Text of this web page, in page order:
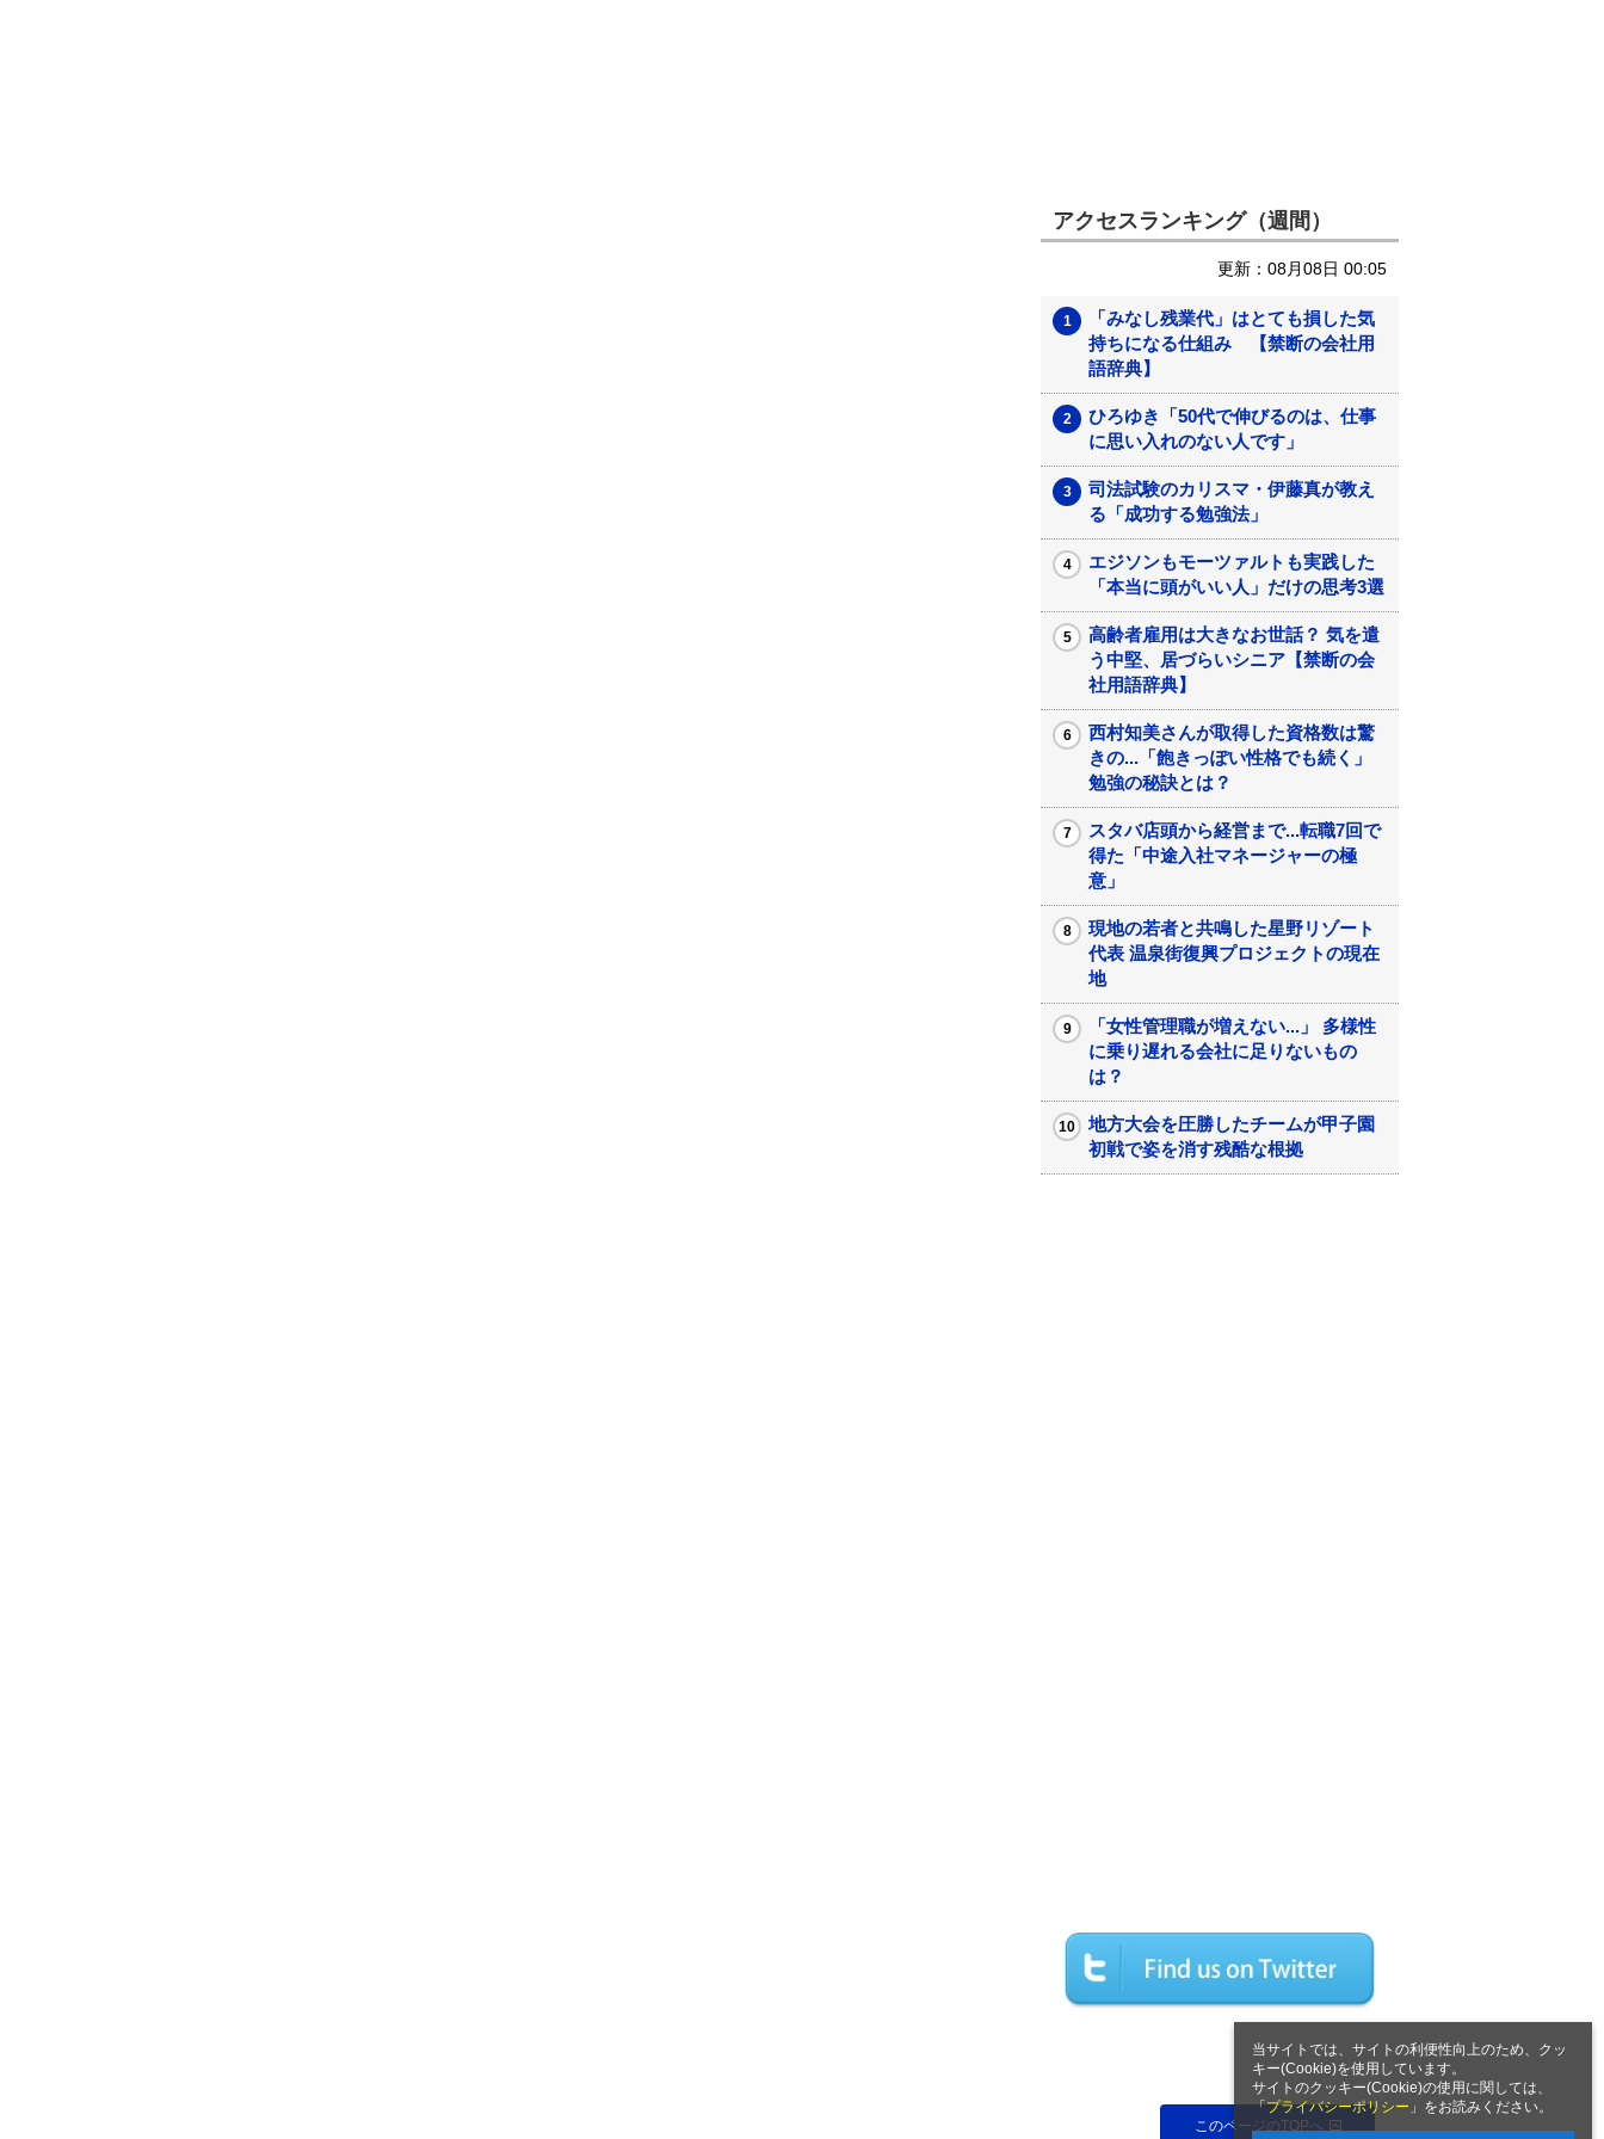
当サイトでは、サイトの利便性向上のため、クッ
キー(Cookie)を使用しています。
サイトのクッキー(Cookie)の使用に関しては、
「プライバシーポリシー 」をお読みください。
アクセスランキング（週間）
更新：08月08日 00:05
「みなし残業代」はとても損した気
持ちになる仕組み 【禁断の会社用
語辞典】
ひろゆき「50代で伸びるのは、仕事
に思い入れのない人です」
司法試験のカリスマ・伊藤真が教え
る「成功する勉強法」
エジソンもモーツァルトも実践した
「本当に頭がいい人」だけの思考3選
高齢者雇用は大きなお世話？ 気を遣
う中堅、居づらいシニア【禁断の会
社用語辞典】
西村知美さんが取得した資格数は驚
きの...「飽きっぽい性格でも続く」
勉強の秘訣とは？
スタバ店頭から経営まで...転職7回で
得た「中途入社マネージャーの極
意」
現地の若者と共鳴した星野リゾート
代表 温泉街復興プロジェクトの現在
地
「女性管理職が増えない...」 多様性
に乗り遅れる会社に足りないもの
は？
地方大会を圧勝したチームが甲子園
初戦で姿を消す残酷な根拠
このページのTOPへ